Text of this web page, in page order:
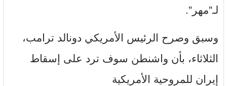
لـ”مهر”.
وسبق وصرح الرئيس الأمريكي دونالد ترامب،
الثلاثاء، بأن واشنطن سوف ترد على إسقاط
إيران للمروحية الأمريكية